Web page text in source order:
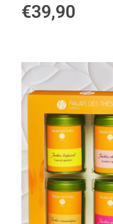
€39,90